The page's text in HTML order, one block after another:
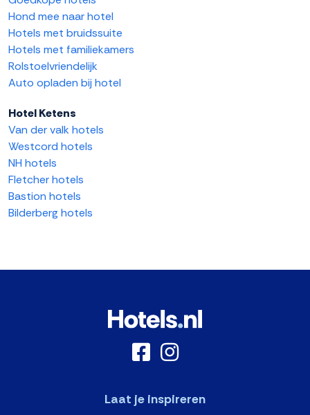
Hond mee naar hotel
Hotels met bruidssuite
Hotels met familiekamers
Rolstoelvriendelijk
Auto opladen bij hotel
Hotel Ketens
Van der valk hotels
Westcord hotels
NH hotels
Fletcher hotels
Bastion hotels
Bilderberg hotels
Laat je inspireren